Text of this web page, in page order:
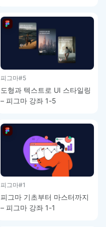
피그마#5
도형과 텍스트로 UI 스타일링
– 피그마 강좌 1-5
피그마#1
피그마 기초부터 마스터까지
– 피그마 강좌 1-1